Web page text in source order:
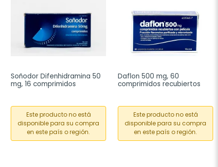
Soñodor Difenhidramina 50
mg, 16 comprimidos
Este producto no está
disponible para su compra
en este país o región.
Daflon 500 mg, 60
comprimidos recubiertos
Este producto no está
disponible para su compra
en este país o región.